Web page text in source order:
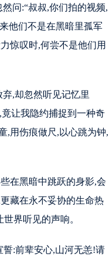
问:“叔叔,你们拍的视频,
他们不是在黑暗里孤军
惊叹时,何尝不是他们用
,却忽然听见记忆里
让我隐约捕捉到一种奇
,用伤痕做尺,以心跳为钟,
在黑暗中跳跃的身影,会
藏在永不妥协的生命热
界听见的声响。
:前辈安心,山河无恙!请